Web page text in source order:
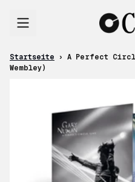
Startseite ›
A Perfect
Wembley)